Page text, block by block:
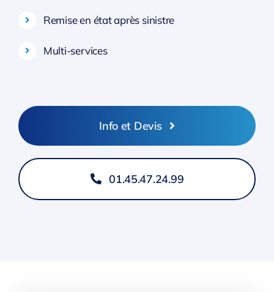
Remise en état après sinistre
Multi-services
Info et Devis
01.45.47.24.99